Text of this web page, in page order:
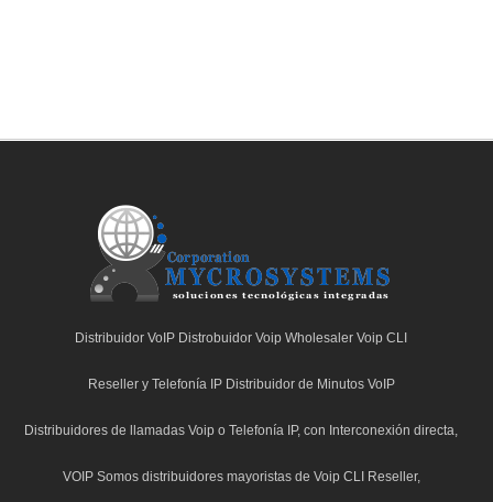
Distribuidor VoIP Distrobuidor Voip Wholesaler Voip CLI
Reseller y Telefonía IP Distribuidor de Minutos VoIP
Distribuidores de llamadas Voip o Telefonía IP, con Interconexión directa,
VOIP Somos distribuidores mayoristas de Voip CLI Reseller,